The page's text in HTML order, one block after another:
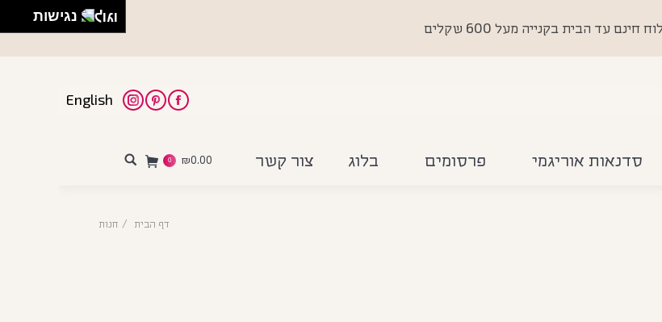
Facebook
Pinterest
Instagram
English
סדנאות אוריגמי פרסומים בלוג צור קשר ₪0.00
0
Search:
דף הבית חנות
עד הבית בקנייה מעל 600 שקלים
נגישות